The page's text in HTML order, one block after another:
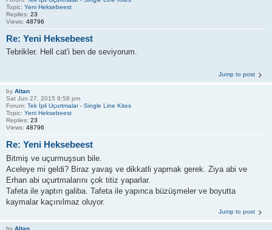
Topic: Yeni Heksebeest
Replies: 23
Views: 48796
Re: Yeni Heksebeest
Tebrikler. Hell cat'i ben de seviyorum.
Jump to post
by Altan
Sat Jun 27, 2015 9:58 pm
Forum: Tek İpli Uçurtmalar - Single Line Kites
Topic: Yeni Heksebeest
Replies: 23
Views: 48796
Re: Yeni Heksebeest
Bitmiş ve uçurmuşsun bile.
Aceleye mi geldi? Biraz yavaş ve dikkatli yapmak gerek. Ziya abi ve
Erhan abi uçurtmalarını çok titiz yaparlar.
Tafeta ile yaptın galiba. Tafeta ile yapınca büzüşmeler ve boyutta
kaymalar kaçınılmaz oluyor.
Jump to post
by Altan